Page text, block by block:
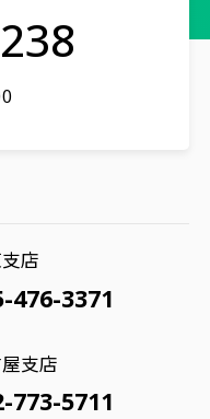
店
476-3371
支店
773-5711